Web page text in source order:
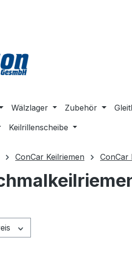
Wälzlager Zubehör
Keilrillenscheibe
ConCar Keilriemen ConCar